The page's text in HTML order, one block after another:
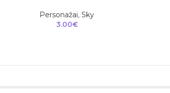
Personažai, Sky
3.00€